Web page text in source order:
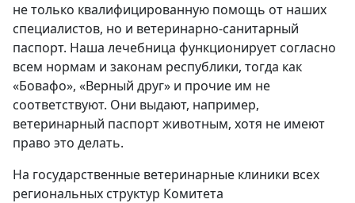
не только квалифицированную помощь от наших
специалистов, но и ветеринарно-санитарный
паспорт. Наша лечебница функционирует согласно
всем нормам и законам республики, тогда как
«Бовафо», «Верный друг» и прочие им не
соответствуют. Они выдают, например,
ветеринарный паспорт животным, хотя не имеют
право это делать.
На государственные ветеринарные клиники всех
региональных структур Комитета